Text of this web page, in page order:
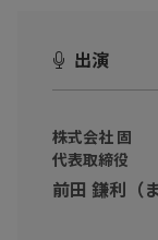
(病院で、薬を処方
そこで、書家でも
『「伝わる」プレ
お伺いしました。
プレゼンを磨きた
出演
株式会社 固
代表取締役
前田 鎌利（